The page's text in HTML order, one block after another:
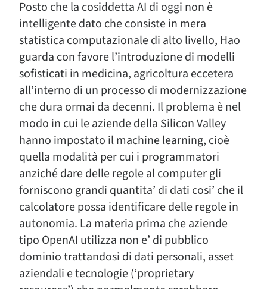
Posto che la cosiddetta AI di oggi non è
intelligente dato che consiste in mera
statistica computazionale di alto livello, Hao
guarda con favore l’introduzione di modelli
sofisticati in medicina, agricoltura eccetera
all’interno di un processo di modernizzazione
che dura ormai da decenni. Il problema è nel
modo in cui le aziende della Silicon Valley
hanno impostato il machine learning, cioè
quella modalità per cui i programmatori
anziché dare delle regole al computer gli
forniscono grandi quantita’ di dati cosi’ che il
calcolatore possa identificare delle regole in
autonomia. La materia prima che aziende
tipo OpenAI utilizza non e’ di pubblico
dominio trattandosi di dati personali, asset
aziendali e tecnologie (‘proprietary